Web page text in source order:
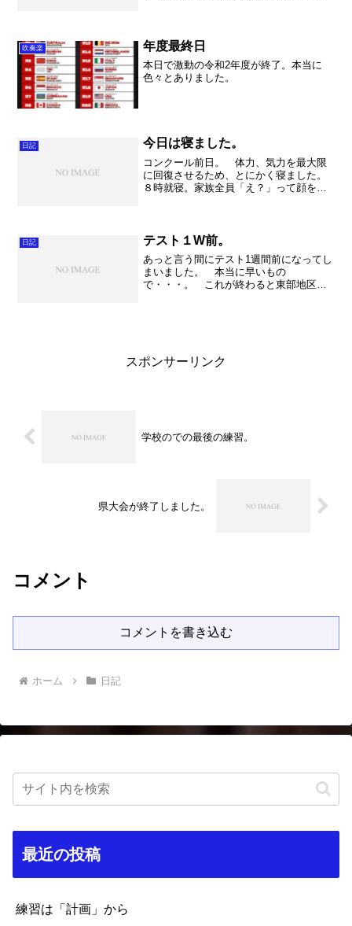
当して、トラックの整...
吹奏楽 年度最終日
本日で激動の令和2年度が終了。本当に
色々とありました。
日記 今日は寝ました。
コンクール前日。 体力、気力を最大限
に回復させるため、とにかく寝ました。
８時就寝。家族全員「え？」って顔をし
ですね。ばっちりです。 ...
日記 テスト１W前。
あっと言う間にテスト1週間前になってし
まいました。 本当に早いもの
で・・・。 これが終わると東部地区研
スポンサーリンク
学校のでの最後の練習。
県大会が終了しました。
コメント
コメントを書き込む
ホーム 日記
最近の投稿
練習は「計画」から